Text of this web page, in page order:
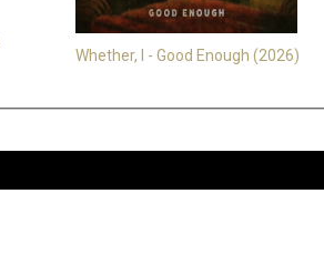
Whether, I - Good Enough (2026)